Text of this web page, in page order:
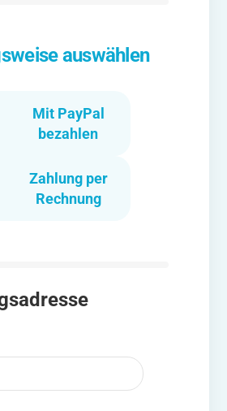
auswählen
Mit PayPal
bezahlen
Zahlung per
Rechnung